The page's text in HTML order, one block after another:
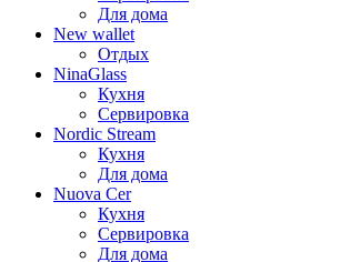
Для дома
New wallet
Отдых
NinaGlass
Кухня
Сервировка
Nordic Stream
Кухня
Для дома
Nuova Cer
Кухня
Сервировка
Для дома